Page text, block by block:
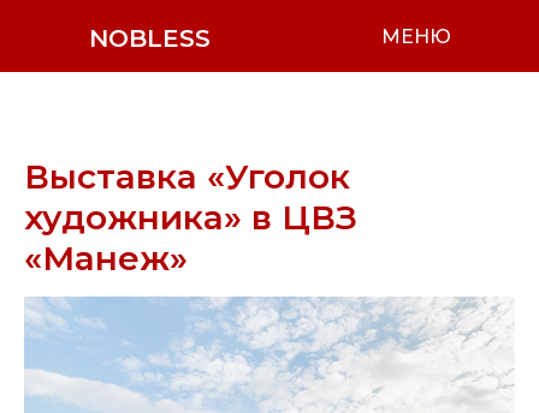
NOBLESS МЕНЮ
Выставка «Уголок
художника» в ЦВЗ
«Манеж»